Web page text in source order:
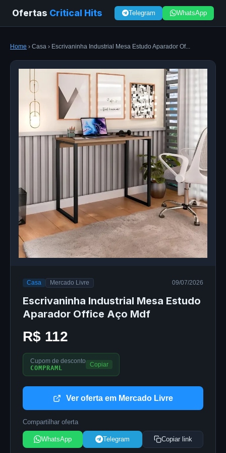
Ofertas Critical Hits Telegram WhatsApp
Home › Casa › Escrivaninha Industrial Mesa Estudo Aparador Of...
Casa Mercado Livre 09/07/2026
Escrivaninha Industrial Mesa Estudo
Aparador Office Aço Mdf
R$ 112
Cupom de desconto
COMPRAML
Copiar
Ver oferta em Mercado Livre
Compartilhar oferta
WhatsApp Telegram Copiar link